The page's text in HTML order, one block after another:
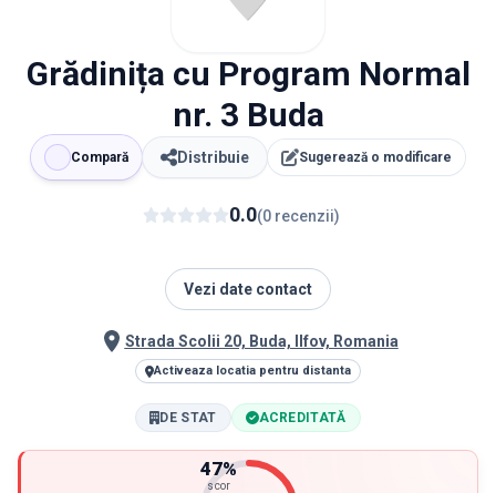
Grădinița cu Program Normal
nr. 3 Buda
Compară Distribuie Sugerează o modificare
0.0(0 recenzii)
Vezi date contact
Strada Scolii 20, Buda, Ilfov, Romania
Activeaza locatia pentru distanta
DE STAT ACREDITATĂ
47%
scor